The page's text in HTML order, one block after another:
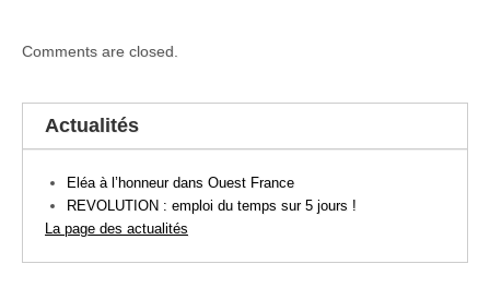
Comments are closed.
Actualités
Eléa à l’honneur dans Ouest France
REVOLUTION : emploi du temps sur 5 jours !
La page des actualités